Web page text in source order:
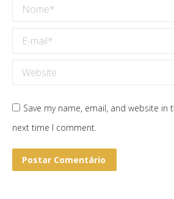
Nome *
E-mail *
Website
Save my name, email, and website in
next time I comment.
Postar Comentário